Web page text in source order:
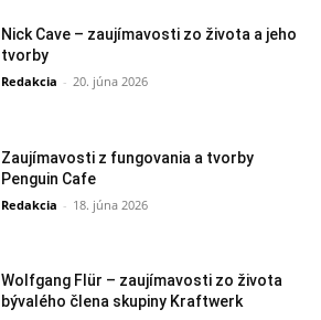
Nick Cave – zaujímavosti zo života a jeho
tvorby
Redakcia - 20. júna 2026
Zaujímavosti z fungovania a tvorby
Penguin Cafe
Redakcia - 18. júna 2026
Wolfgang Flür – zaujímavosti zo života
bývalého člena skupiny Kraftwerk